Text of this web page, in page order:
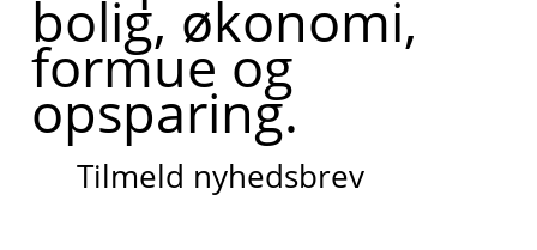
bolig, økonomi,
formue og
opsparing.
Tilmeld nyhedsbrev